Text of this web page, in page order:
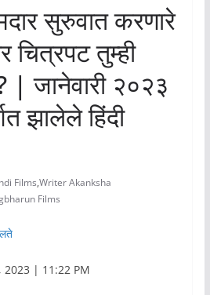
सुरुवात करणारे
चित्रपट तुम्ही
| जानेवारी २०२३
झालेले हिंदी
Films,Writer Akanksha
Films
2023 | 11:22 PM